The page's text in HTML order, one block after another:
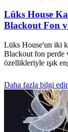
Lüks House
Blackout Fon
Lüks House'un iki
Blackout fon perde
özellikleriyle ışık
Daha fazla bilgi